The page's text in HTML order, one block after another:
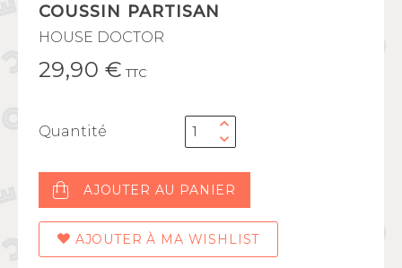
COUSSIN PARTISAN
HOUSE DOCTOR
29,90 € TTC
Quantité
AJOUTER AU PANIER
AJOUTER À MA WISHLIST